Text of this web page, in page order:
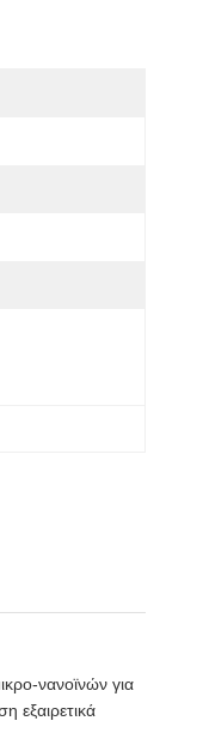
νανοϊνών για
εξαιρετικά